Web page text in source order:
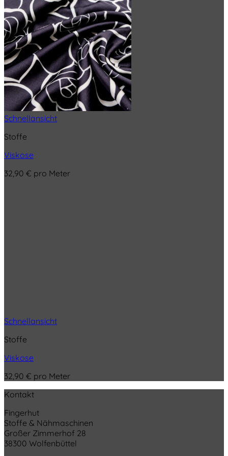
Schnellansicht
Stoffe
Viskose
32,90 € pro Meter
Schnellansicht
Stoffe
Viskose
32,90 € pro Meter
Kontakt
Fingerhut
Stoffe & Nähmaschinen
Großer Zimmerhof 28
38300 Wolfenbüttel